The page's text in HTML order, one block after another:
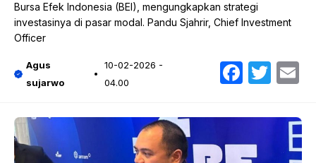
Bursa Efek Indonesia (BEI), mengungkapkan strategi
investasinya di pasar modal. Pandu Sjahrir, Chief Investment
Officer
Agus
sujarwo
10-02-2026 -
04.00